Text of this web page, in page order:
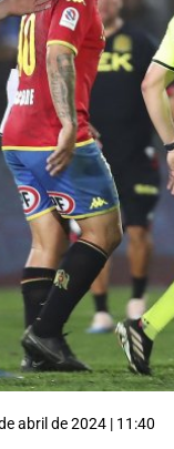
abril de 2024 | 11:40